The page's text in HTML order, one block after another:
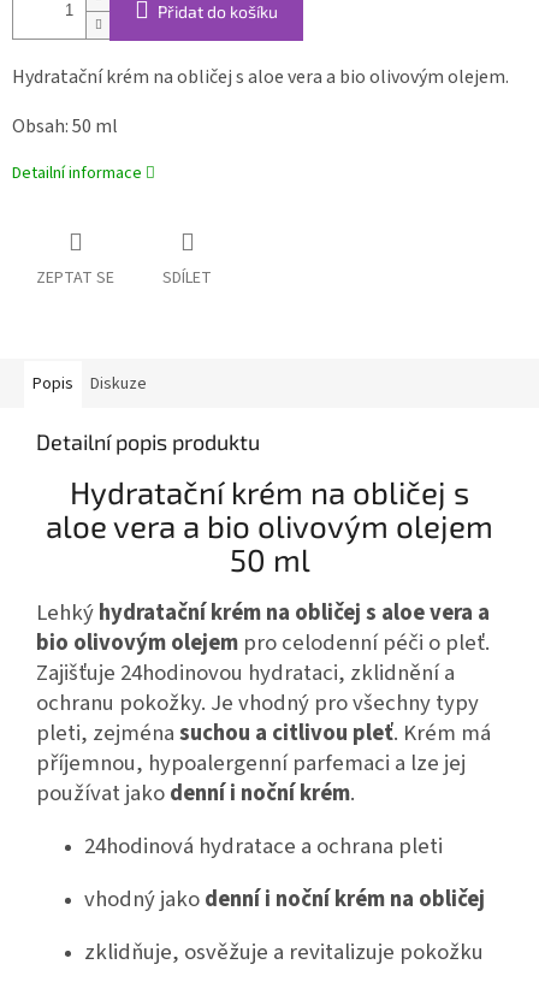
Přidat do košíku
Hydratační krém na obličej s aloe vera a bio olivovým olejem.
Obsah: 50 ml
Detailní informace
ZEPTAT SE SDÍLET
Popis Diskuze
Detailní popis produktu
Hydratační krém na obličej s
aloe vera a bio olivovým olejem
50 ml
Lehkýhydratační krém na obličej s aloe vera a
bio olivovým olejem pro celodenní péči o pleť.
Zajišťuje 24hodinovou hydrataci, zklidnění a
ochranu pokožky. Je vhodný pro všechny typy
pleti, zejménasuchou a citlivou pleť. Krém má
příjemnou, hypoalergenní parfemaci a lze jej
používat jakodenní i noční krém.
24hodinová hydratace a ochrana pleti
vhodný jakodenní i noční krém na obličej
zklidňuje, osvěžuje a revitalizuje pokožku